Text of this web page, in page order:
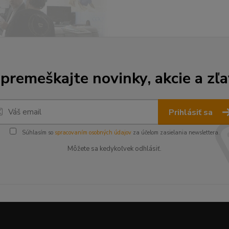
novinky, akcie a
Prihlásiť sa
Súhlasím so spracovaním osobných údajovza účelom zasielania newslettera.
Môžete sa kedykoľvek odhlásiť.